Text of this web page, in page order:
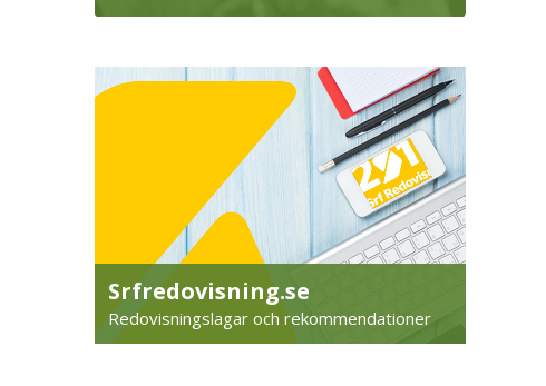
Srfredovisning.se
Redovisningslagar och rekommendationer